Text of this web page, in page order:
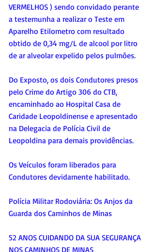
VERMELHOS ) sendo convidado perante
a testemunha a realizar o Teste em
Aparelho Etilometro com resultado
obtido de 0,34 mg/L de alcool por litro
de ar alveolar expelido pelos pulmões.
Do Exposto, os dois Condutores presos
pelo Crime do Artigo 306 do CTB,
encaminhado ao Hospital Casa de
Caridade Leopoldinense e apresentado
na Delegacia de Polícia Civil de
Leopoldina para demais providências.
Os Veículos foram liberados para
Condutores devidamente habilitado.
Polícia Militar Rodoviária: Os Anjos da
Guarda dos Caminhos de Minas
52 ANOS CUIDANDO DA SUA SEGURANÇA
NOS CAMINHOS DE MINAS